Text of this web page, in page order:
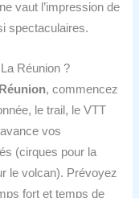
vaut l’impression de
spectaculaires.
Réunion ?
, commencez
le trail, le VTT
vos
(cirques pour la
le volcan). Prévoyez
fort et temps de